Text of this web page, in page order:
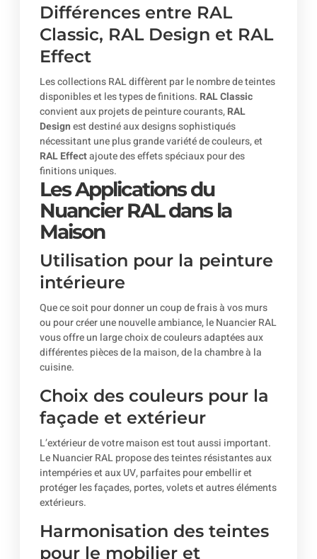
Différences entre RAL
Classic, RAL Design et RAL
Effect
Les collections RAL diffèrent par le nombre de teintes
disponibles et les types de finitions. RAL Classic
convient aux projets de peinture courants,RAL
Designest destiné aux designs sophistiqués
nécessitant une plus grande variété de couleurs, et
RAL Effectajoute des effets spéciaux pour des
finitions uniques.
Les Applications du
Nuancier RAL dans la
Maison
Utilisation pour la peinture
intérieure
Que ce soit pour donner un coup de frais à vos murs
ou pour créer une nouvelle ambiance, le Nuancier RAL
vous offre un large choix de couleurs adaptées aux
différentes pièces de la maison, de la chambre à la
cuisine.
Choix des couleurs pour la
façade et extérieur
L’extérieur de votre maison est tout aussi important.
Le Nuancier RAL propose des teintes résistantes aux
intempéries et aux UV, parfaites pour embellir et
protéger les façades, portes, volets et autres éléments
extérieurs.
Harmonisation des teintes
pour le mobilier et